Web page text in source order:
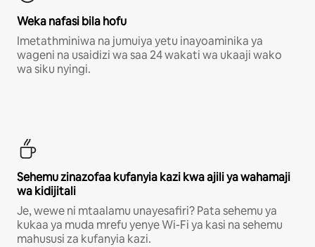
Weka nafasi bila hofu
Imetathminiwa na jumuiya yetu inayoaminika ya
wageni na usaidizi wa saa 24 wakati wa ukaaji wako
wa siku nyingi.
Sehemu zinazofaa kufanyia kazi kwa ajili ya wahamaji
wa kidijitali
Je, wewe ni mtaalamu unayesafiri? Pata sehemu ya
kukaa ya muda mrefu yenye Wi-Fi ya kasi na sehemu
mahususi za kufanyia kazi.